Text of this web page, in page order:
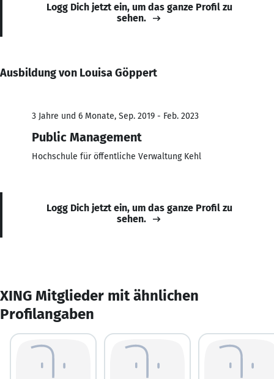
Logg Dich jetzt ein, um das ganze Profil zu
sehen.
Ausbildung von Louisa Göppert
3 Jahre und 6 Monate, Sep. 2019 - Feb. 2023
Public Management
Hochschule für öffentliche Verwaltung Kehl
Logg Dich jetzt ein, um das ganze Profil zu
sehen.
XING Mitglieder mit ähnlichen
Profilangaben